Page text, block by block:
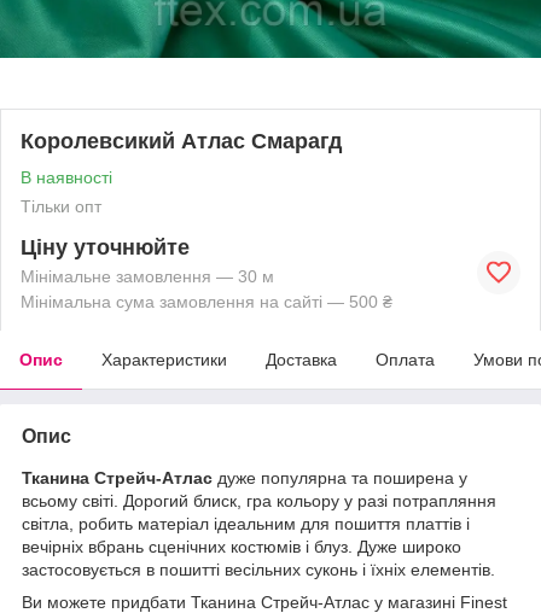
Королевсикий Атлас Смарагд
В наявності
Тільки опт
Ціну уточнюйте
Мінімальне замовлення — 30 м
Мінімальна сума замовлення на сайті — 500 ₴
Опис Характеристики Доставка Оплата Умови
Опис
Тканина Стрейч-Атлас дуже популярна та поширена у
всьому світі. Дорогий блиск, гра кольору у разі потрапляння
світла, робить матеріал ідеальним для пошиття платтів і
вечірніх вбрань сценічних костюмів і блуз. Дуже широко
застосовується в пошитті весільних суконь і їхніх елементів.
Ви можете придбати Тканина Стрейч-Атлас у магазині Finest